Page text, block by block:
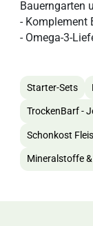
Bauerngarten
- Komplement
- Omega-3-
Starter-Sets
TrockenBarf -
Schonkost
Mineralstoffe